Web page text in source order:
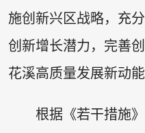
施创新兴区战略，充
创新增长潜力，完善
花溪高质量发展新动能
根据《若干措施